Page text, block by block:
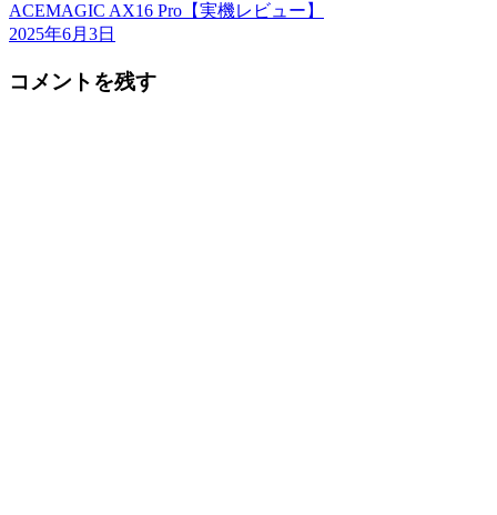
ACEMAGIC AX16 Pro【実機レビュー】
2025年6月3日
コメントを残す